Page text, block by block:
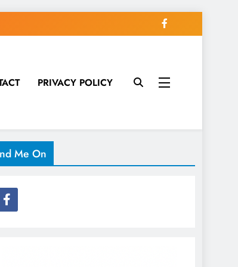
PRIVACY POLICY
Me On